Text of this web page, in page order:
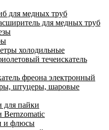
для медных труб
для медных труб
холодильные
течеискатель
фреона электронный
штуцеры, шаровые
для пайки
Bernzomatic
и флюсы